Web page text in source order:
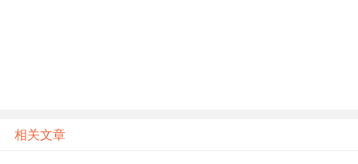
相关文章